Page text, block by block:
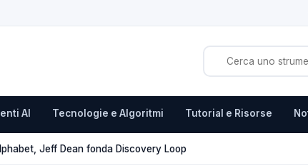
AI Tecnologie e Algoritmi Tutorial e Risorse
Jeff Dean fonda Discovery Loop